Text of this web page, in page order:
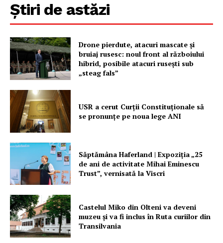
Știri de astăzi
Drone pierdute, atacuri mascate și
bruiaj rusesc: noul front al războiului
hibrid, posibile atacuri rusești sub
„steag fals”
USR a cerut Curții Constituționale să
se pronunțe pe noua lege ANI
Săptămâna Haferland | Expoziţia „25
de ani de activitate Mihai Eminescu
Trust”, vernisată la Viscri
Castelul Miko din Olteni va deveni
muzeu şi va fi inclus în Ruta curiilor din
Transilvania